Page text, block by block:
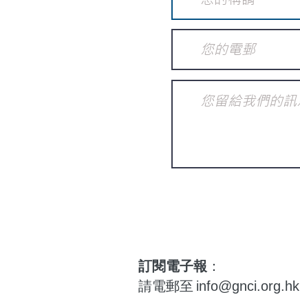
訂閱電子報：
請電郵至 info@gnci.org.hk